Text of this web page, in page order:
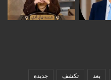
بعد تكشف جديدة